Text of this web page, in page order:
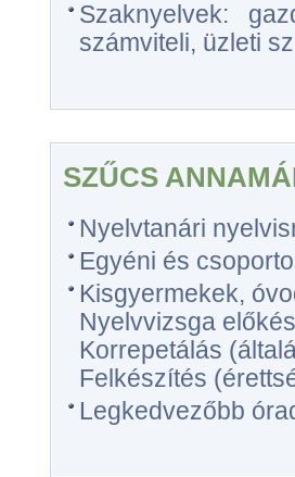
Szaknyelvek:
számviteli, üzleti
SZŰCS
Nyelvtanári
Egyéni és
Kisgyermekek,
Nyelvvizsga
Korrepetálás
Felkészítés
Legkedvezőbb